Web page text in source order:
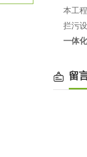
本工
拦污
一体
留